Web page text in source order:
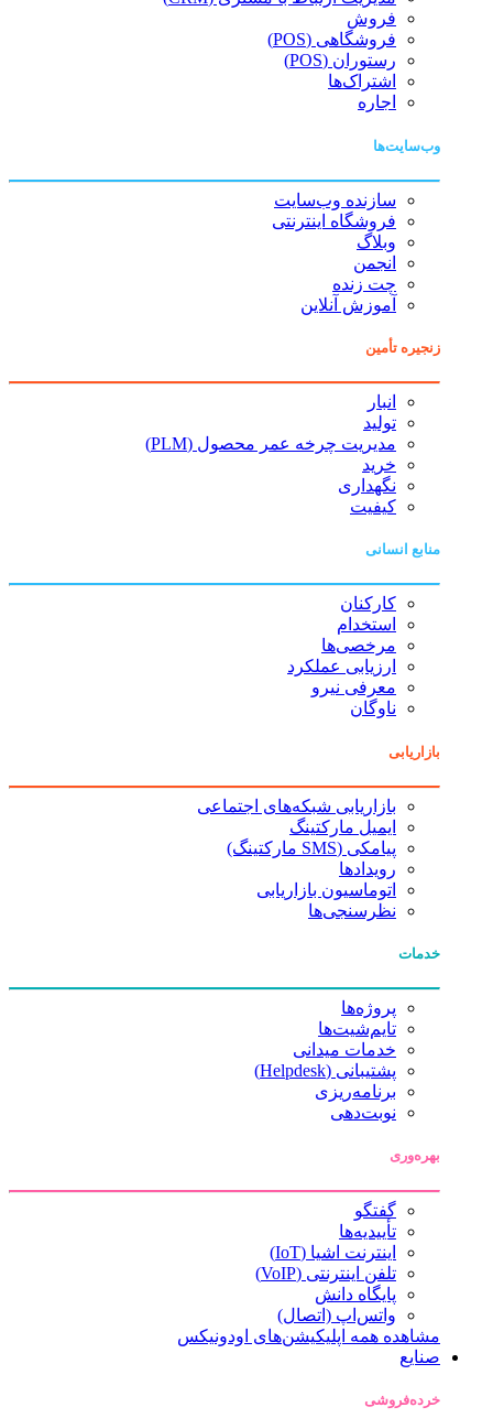
فروش
فروشگاهی (POS)
رستوران (POS)
اشتراک‌ها
اجاره
وب‌سایت‌ها
سازنده وب‌سایت
فروشگاه اینترنتی
وبلاگ
انجمن
چت زنده
آموزش آنلاین
زنجیره تأمین
انبار
تولید
مدیریت چرخه عمر محصول (PLM)
خرید
نگهداری
کیفیت
منابع انسانی
کارکنان
استخدام
مرخصی‌ها
ارزیابی عملکرد
معرفی نیرو
ناوگان
بازاریابی
بازاریابی شبکه‌های اجتماعی
ایمیل مارکتینگ
پیامکی (SMS مارکتینگ)
رویدادها
اتوماسیون بازاریابی
نظرسنجی‌ها
خدمات
پروژه‌ها
تایم‌شیت‌ها
خدمات میدانی
پشتیبانی (Helpdesk)
برنامه‌ریزی
نوبت‌دهی
بهره‌وری
گفتگو
تأییدیه‌ها
اینترنت اشیا (IoT)
تلفن اینترنتی (VoIP)
پایگاه دانش
واتس‌اپ (اتصال)
مشاهده همه اپلیکیشن‌های اودونیکس
صنایع
خرده‌فروشی